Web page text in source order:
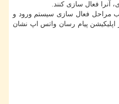
آنرا فعال سازی كنند.
مراحل فعال سازی سیستم ورود و
اپلیكیشن پیام رسان واتس اپ نشان